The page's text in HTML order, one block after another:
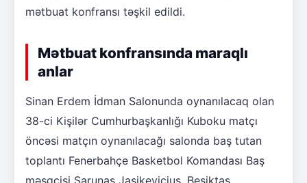
mətbuat konfransı təşkil edildi.
Mətbuat konfransında maraqlı
anlar
Sinan Erdem İdman Salonunda oynanılacaq olan
38-ci Kişilər Cumhurbaşkanlığı Kuboku matçı
öncəsi matçın oynanılacağı salonda baş tutan
toplantı Fenerbahçe Basketbol Komandası Baş
məşqçisi Sarunas Jasikevicius, Beşiktaş